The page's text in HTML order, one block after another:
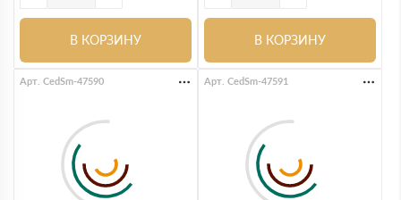
В КОРЗИНУ В КОРЗИНУ
Арт. CedSm-47590 Арт. CedSm-47591